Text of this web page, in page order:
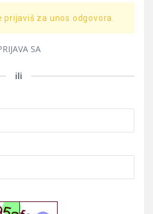
prijaviš za unos odgovora.
SA
ili